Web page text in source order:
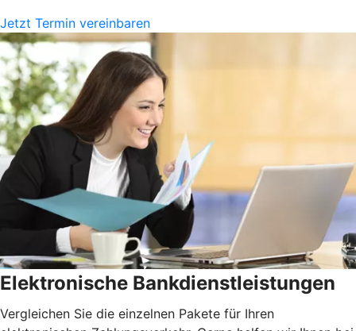
Jetzt Termin vereinbaren
Elektronische Bankdienstleistungen
Vergleichen Sie die einzelnen Pakete für Ihren